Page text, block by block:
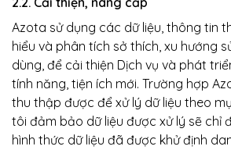
Azota sử dụng các dữ liệu, thông tin
hiểu và phân tích sở thích, xu hướng
dùng, để cải thiện Dịch vụ và phát
tính năng, tiện ích mới. Trường hợp
thu thập được để xử lý dữ liệu theo
tôi đảm bảo dữ liệu được xử lý sẽ chỉ
hình thức dữ liệu đã được khử định